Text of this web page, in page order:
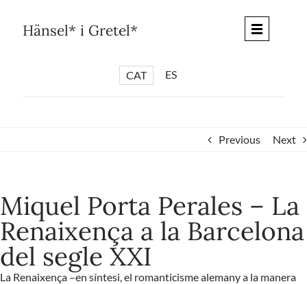
content
Hänsel* i Gretel*
CAT ES
*PISTES LITERÀRIES
*SÈRIE CULTURAL
*DIARI DEL DIA DESPRÉS
*QUIOSC HÄNSEL* i GRETEL*
Previous Next
Miquel Porta Perales – La
Renaixença a la Barcelona
del segle XXI
La Renaixença –en síntesi, el romanticisme alemany a la manera